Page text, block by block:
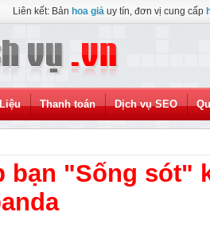
Liên kết: Bản hoa giả uy tín, đơn vị cung cấp
Thanh toán Dịch vụ SEO
bạn "Sống sót"